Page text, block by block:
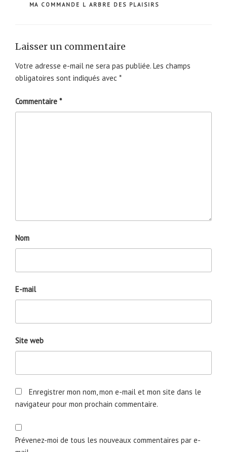
MA COMMANDE L ARBRE DES PLAISIRS
Laisser un commentaire
Votre adresse e-mail ne sera pas publiée. Les champs
obligatoires sont indiqués avec *
Commentaire *
Nom
E-mail
Site web
Enregistrer mon nom, mon e-mail et mon site dans le
navigateur pour mon prochain commentaire.
Prévenez-moi de tous les nouveaux commentaires par e-